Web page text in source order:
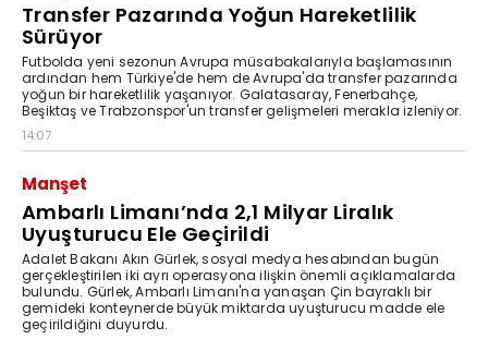
Transfer Pazarında Yoğun Hareketlilik
Sürüyor
Futbolda yeni sezonun Avrupa müsabakalarıyla başlamasının
ardından hem Türkiye'de hem de Avrupa'da transfer pazarında
yoğun bir hareketlilik yaşanıyor. Galatasaray, Fenerbahçe,
Beşiktaş ve Trabzonspor'un transfer gelişmeleri merakla izleniyor.
14:07
Manşet
Ambarlı Limanı’nda 2,1 Milyar Liralık
Uyuşturucu Ele Geçirildi
Adalet Bakanı Akın Gürlek, sosyal medya hesabından bugün
gerçekleştirilen iki ayrı operasyona ilişkin önemli açıklamalarda
bulundu. Gürlek, Ambarlı Limanı'na yanaşan Çin bayraklı bir
gemideki konteynerde büyük miktarda uyuşturucu madde ele
geçirildiğini duyurdu.